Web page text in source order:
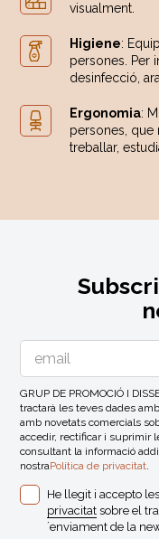
visualment.
Higiene:
persones. Per
desinfecció,
Ergonomia:
persones,
treballar,
GRUP DE PROMOCIÓ I
tractarà les teves dades
amb novetats comercials
accedir, rectificar i suprimir
consultant la informació
nostraPolitica de privacitat.
He llegit i accepto
privacitat sobre el
´enviament de la